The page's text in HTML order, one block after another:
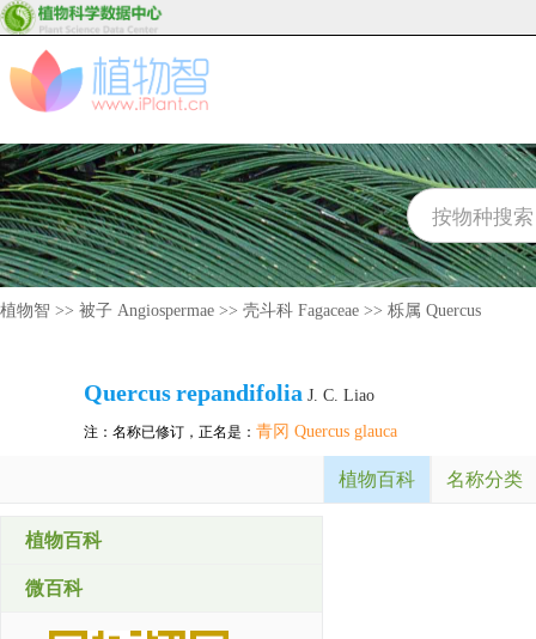
植物智 >> 被子 Angiospermae >> 壳斗科 Fagaceae >> 栎属 Quercus
Quercusrepandifolia J. C. Liao
注：名称已修订，正名是： 青冈 Quercus glauca
植物百科 名称分类
植物百科
微百科